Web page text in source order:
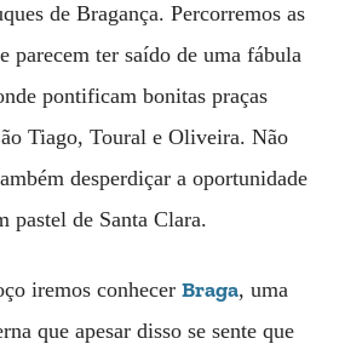
de Bragança. Percorremos as
parecem ter saído de uma fábula
pontificam bonitas praças
Tiago, Toural e Oliveira. Não
desperdiçar a oportunidade
pastel de Santa Clara.
iremos conhecer Braga, uma
que apesar disso se sente que